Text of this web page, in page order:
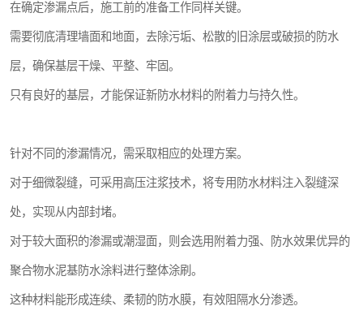
在确定渗漏点后，施工前的准备工作同样关键。
需要彻底清理墙面和地面，去除污垢、松散的旧涂层或破损的防水
层，确保基层干燥、平整、牢固。
只有良好的基层，才能保证新防水材料的附着力与持久性。
针对不同的渗漏情况，需采取相应的处理方案。
对于细微裂缝，可采用高压注浆技术，将专用防水材料注入裂缝深
处，实现从内部封堵。
对于较大面积的渗漏或潮湿面，则会选用附着力强、防水效果优异的
聚合物水泥基防水涂料进行整体涂刷。
这种材料能形成连续、柔韧的防水膜，有效阻隔水分渗透。